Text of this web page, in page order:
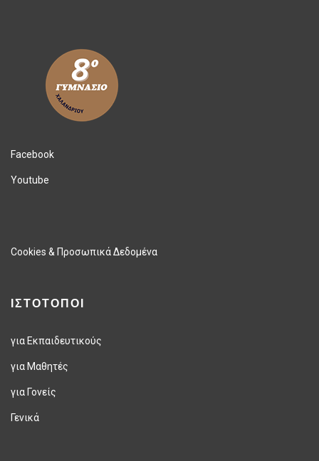
Facebook
Youtube
Cookies & Προσωπικά Δεδομένα
ΙΣΤΟΤΟΠΟΙ
για Εκπαιδευτικούς
για Μαθητές
για Γονείς
Γενικά